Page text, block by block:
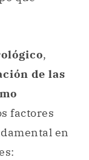
,
de las
factores
en